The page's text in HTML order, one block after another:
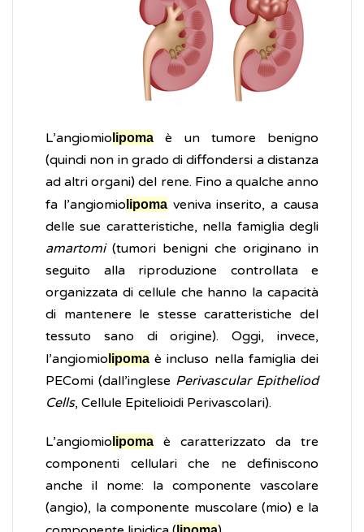
L’angiomio lipoma è un tumore benigno
(quindi non in grado di diffondersi a distanza
ad altri organi) del rene. Fino a qualche anno
fa l’angiomio lipomaveniva inserito, a causa
delle sue caratteristiche, nella famiglia degli
amartomi(tumori benigni che originano in
seguito alla riproduzione controllata e
organizzata di cellule che hanno la capacità
di mantenere le stesse caratteristiche del
tessuto sano di origine). Oggi, invece,
l’angiomio lipoma è incluso nella famiglia dei
PEComi (dall’inglese Perivascular Epitheliod
Cells, Cellule Epitelioidi Perivascolari).
L’angiomio lipoma è caratterizzato da tre
componenti cellulari che ne definiscono
anche il nome: la componente vascolare
(angio), la componente muscolare (mio) e la